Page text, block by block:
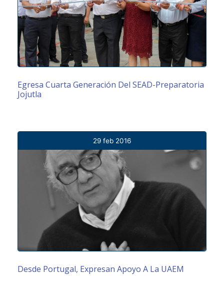
Egresa Cuarta Generación Del SEAD-Preparatoria
Jojutla
29 feb 2016
Desde Portugal, Expresan Apoyo A La UAEM